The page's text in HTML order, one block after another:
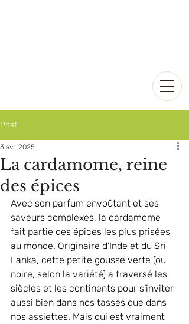
Post
La cardamome, reine
des épices
3 avr. 2025
Avec son parfum envoûtant et ses
saveurs complexes, la cardamome
fait partie des épices les plus prisées
au monde. Originaire d’Inde et du Sri
Lanka, cette petite gousse verte (ou
noire, selon la variété) a traversé les
siècles et les continents pour s’inviter
aussi bien dans nos tasses que dans
nos assiettes. Mais qui est vraiment